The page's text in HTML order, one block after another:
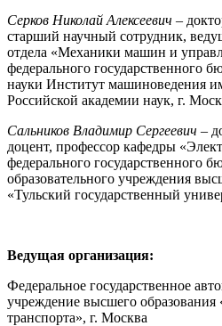
Серков Николай Алексеевич –
старший научный сотрудник,
отдела «Механики машин и
федерального государственного
науки Институт машиноведения
Российской академии наук, г.
Сальников Владимир Сергеевич –
доцент, профессор кафедры
федерального государственного
образовательного учреждения
«Тульский государственный
Ведущая организация:
Федеральное государственное
учреждение высшего образования
транспорта», г. Москва